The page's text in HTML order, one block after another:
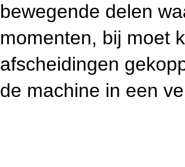
bewegende delen
momenten, bij moet
afscheidingen
de machine in een